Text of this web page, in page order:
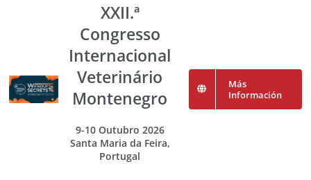
XXII.ª
Congresso
Internacional
Veterinário
Montenegro
9-10 Outubro 2026
Santa Maria da Feira,
Portugal
Más
Información